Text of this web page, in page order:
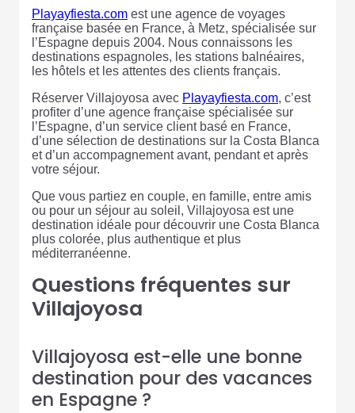
Playayfiesta.com est une agence de voyages
française basée en France, à Metz, spécialisée sur
l’Espagne depuis 2004. Nous connaissons les
destinations espagnoles, les stations balnéaires,
les hôtels et les attentes des clients français.
Réserver Villajoyosa avec Playayfiesta.com, c’est
profiter d’une agence française spécialisée sur
l’Espagne, d’un service client basé en France,
d’une sélection de destinations sur la Costa Blanca
et d’un accompagnement avant, pendant et après
votre séjour.
Que vous partiez en couple, en famille, entre amis
ou pour un séjour au soleil, Villajoyosa est une
destination idéale pour découvrir une Costa Blanca
plus colorée, plus authentique et plus
méditerranéenne.
Questions fréquentes sur
Villajoyosa
Villajoyosa est-elle une bonne
destination pour des vacances
en Espagne ?